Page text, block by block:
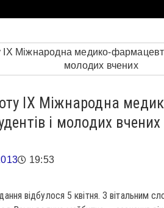
ІХ Міжнародна
і молодих вчених
19:53
відбулося 5 квітня. З вітальним